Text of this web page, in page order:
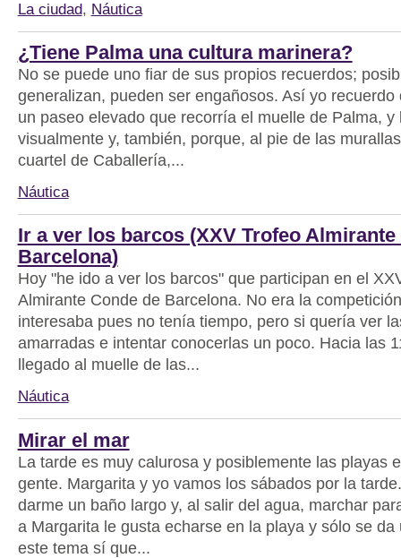
La ciudad, Náutica
¿Tiene Palma una cultura marinera?
No se puede uno fiar de sus propios recuerdos;
generalizan, pueden ser engañosos. Así yo recuerdo
un paseo elevado que recorría el muelle de Palma, y
visualmente y, también, porque, al pie de las
cuartel de Caballería,...
Náutica
Ir a ver los barcos (XXV Trofeo Almirante
Barcelona)
Hoy "he ido a ver los barcos" que participan en el
Almirante Conde de Barcelona. No era la
interesaba pues no tenía tiempo, pero si quería ver
amarradas e intentar conocerlas un poco. Hacia las
llegado al muelle de las...
Náutica
Mirar el mar
La tarde es muy calurosa y posiblemente las playas
gente. Margarita y yo vamos los sábados por la
darme un baño largo y, al salir del agua, marchar
a Margarita le gusta echarse en la playa y sólo se da
este tema sí que...